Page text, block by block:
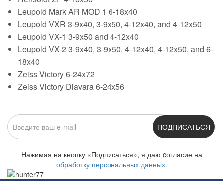
Leupold Mark AR MOD 1 6-18x40
Leupold VXR 3-9x40, 3-9x50, 4-12x40, and 4-12x50
Leupold VX-1 3-9x50 and 4-12x40
Leupold VX-2 3-9x40, 3-9x50, 4-12x40, 4-12x50, and 6-
18x40
Zeiss Victory 6-24x72
Zeiss Victory Diavara 6-24x56
ПОДПИСАТЬСЯ
Нажимая на кнопку «Подписаться», я даю cогласие на
обработку персональных данных.